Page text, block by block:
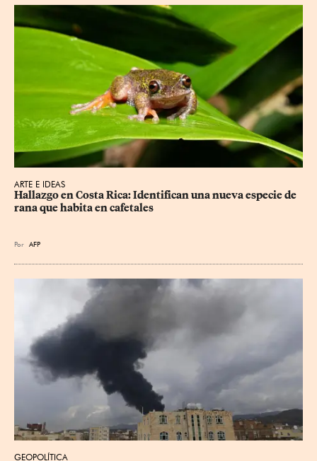
ARTE E IDEAS
Hallazgo en Costa Rica: Identifican una nueva especie de
rana que habita en cafetales
Por AFP
GEOPOLÍTICA